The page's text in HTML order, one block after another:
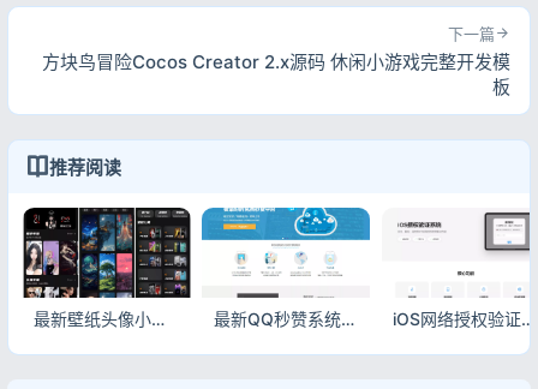
下一篇
方块鸟冒险Cocos Creator 2.x源码 休闲小游戏完整开发模
板
推荐阅读
最新壁纸头像小程序源码 带流量主变现 云开发免服务器免域名 最新QQ秒赞系统源码_本地计划任务_分站代理_说说赞评自助下单平台 iOS网络授权验证系统源码 苹果软件UDID卡密授权验证插件全套解决方案